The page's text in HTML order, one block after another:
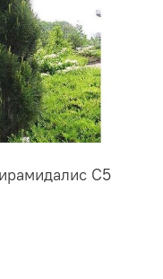
С5